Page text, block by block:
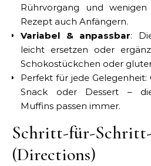
Rührvorgang und
Rezept auch Anfängern.
Variabel & anpassbar:
leicht ersetzen oder
Schokostückchen oder
Perfekt für jede
Snack oder Dessert –
Muffins passen immer.
Schritt-für-
(Directions)